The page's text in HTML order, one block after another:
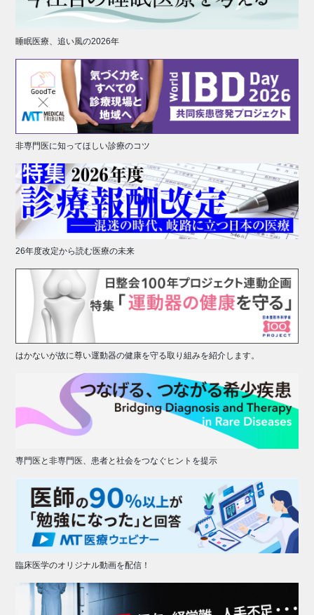
睡眠医療、追い風の2026年
非専門医に知ってほしい診療のコツ
26年度改定から読む医療の未来
はかないが故に尊い運動器の健康を守る取り組みを紹介します。
専門医と非専門医、患者と社会をつなぐヒントを提示
臨床医学のオリジナル動画を配信！